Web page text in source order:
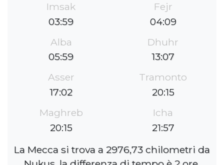
Imsak
03:59
Fejr
04:09
Alba
05:59
Dhuhr
13:07
Asser
17:02
Tramonto
20:15
Maghreb
20:15
Icha
21:57
La Mecca si trova a 2976,73 chilometri da